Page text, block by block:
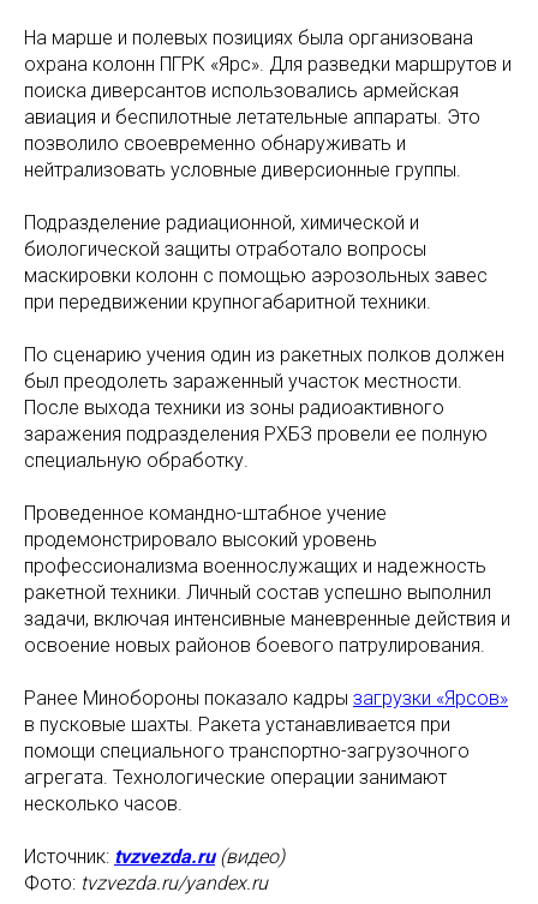
На марше и полевых позициях была организована
охрана колонн ПГРК «Ярс». Для разведки маршрутов и
поиска диверсантов использовались армейская
авиация и беспилотные летательные аппараты. Это
позволило своевременно обнаруживать и
нейтрализовать условные диверсионные группы.
Подразделение радиационной, химической и
биологической защиты отработало вопросы
маскировки колонн с помощью аэрозольных завес
при передвижении крупногабаритной техники.
По сценарию учения один из ракетных полков должен
был преодолеть зараженный участок местности.
После выхода техники из зоны радиоактивного
заражения подразделения РХБЗ провели ее полную
специальную обработку.
Проведенное командно-штабное учение
продемонстрировало высокий уровень
профессионализма военнослужащих и надежность
ракетной техники. Личный состав успешно выполнил
задачи, включая интенсивные маневренные действия и
освоение новых районов боевого патрулирования.
Ранее Минобороны показало кадры загрузки «Ярсов»
в пусковые шахты. Ракета устанавливается при
помощи специального транспортно-загрузочного
агрегата. Технологические операции занимают
несколько часов.
Источник: tvzvezda.ru(видео)
Фото: tvzvezda.ru/yandex.ru